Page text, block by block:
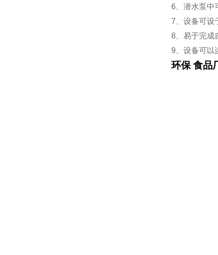
6、潜水泵中
7、设备可设
8、易于完成
9、设备可以
环保 食品